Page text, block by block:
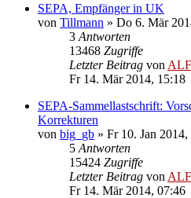
SEPA, Empfänger in UK
von Tillmann » Do 6. Mär
3 Antworten
13468 Zugriffe
Letzter Beitrag von ALF
Fr 14. Mär 2014, 15:18
SEPA-Sammellastschrift:
Korrekturen
von big_gb » Fr 10. Jan 2014,
5 Antworten
15424 Zugriffe
Letzter Beitrag von ALF
Fr 14. Mär 2014, 07:46